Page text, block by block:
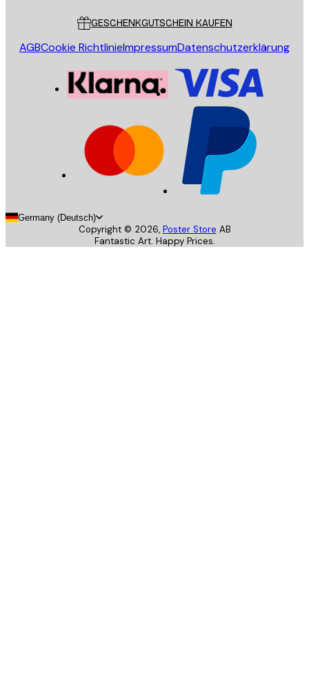
GESCHENKGUTSCHEIN KAUFEN
AGBCookie RichtlinieImpressumDatenschutzerklärung
Germany (Deutsch)
Copyright © 2026, Poster Store AB
Fantastic Art. Happy Prices.